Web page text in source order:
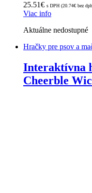
25.51€ s DPH (20.74€ bez
Viac info
Aktuálne nedostupné
Hračky pre psov a
Interaktívna
Cheerble